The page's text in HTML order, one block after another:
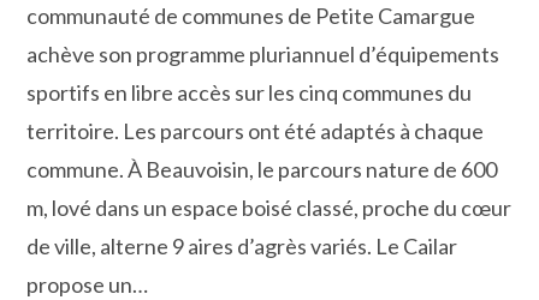
communauté de communes de Petite Camargue
achève son programme pluriannuel d’équipements
sportifs en libre accès sur les cinq communes du
territoire. Les parcours ont été adaptés à chaque
commune. À Beauvoisin, le parcours nature de 600
m, lové dans un espace boisé classé, proche du cœur
de ville, alterne 9 aires d’agrès variés. Le Cailar
propose un…